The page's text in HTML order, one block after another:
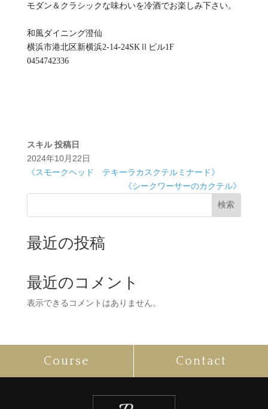
モダン＆クラシックな味わいを冷酒でお楽しみ下さい。
和風ダイニング澄仙
横浜市港北区新横浜2-14-24SKⅡビル1F
0454742336
スキル 投稿日
2024年10月22日
《スモークヘッド テキーラカスクテルミナード》
《シークワーサーのカクテル》
検索
最近の投稿
最近のコメント
表示できるコメントはありません。
Course Contact